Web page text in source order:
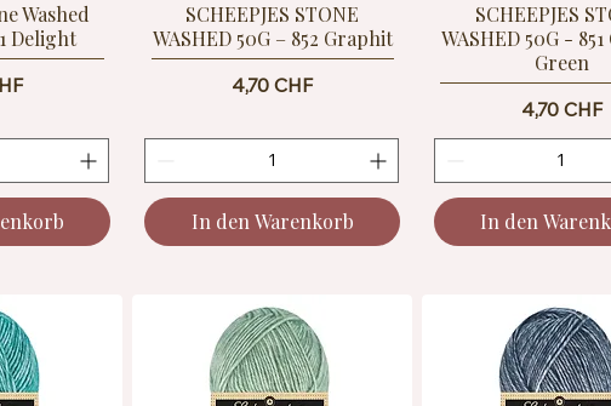
Washed
Delight
SCHEEPJES STONE
WASHED 50G – 852 Graphit
Preis
4,70 CHF
In den Warenkorb
SCHEEPJES
WASHED 50G -
Green
Preis
4,70 CHF
In den